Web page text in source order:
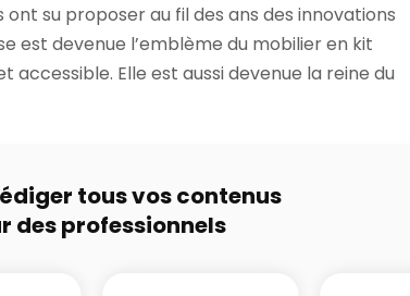
su proposer au fil des ans des innovations
est devenue l’emblème du mobilier en kit
accessible. Elle est aussi devenue la reine du
tous vos contenus
des professionnels